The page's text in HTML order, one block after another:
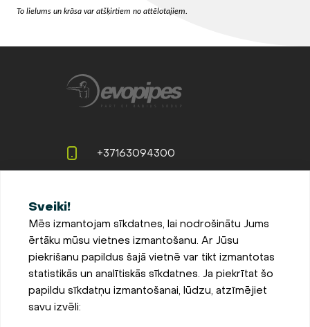
To lielums un krāsa var atšķirtiem no attēlotajiem.
Sveiki!
Mēs izmantojam sīkdatnes, lai nodrošinātu Jums
ērtāku mūsu vietnes izmantošanu. Ar Jūsu
piekrišanu papildus šajā vietnē var tikt izmantotas
statistikās un analītiskās sīkdatnes. Ja piekrītat šo
papildu sīkdatņu izmantošanai, lūdzu, atzīmējiet
savu izvēli:
+37163094300
LV-3002, Latvija
Pieteikties jaunumiem
Sīkdatņu iestatījumi
Privātuma un sīkdatņu